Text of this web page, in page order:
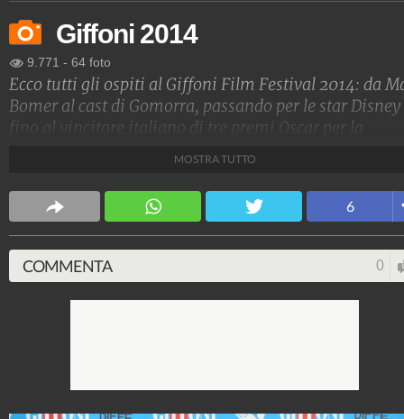
Giffoni 2014
9.771 - 64 foto
Ecco tutti gli ospiti al Giffoni Film Festival 2014: da
Bomer al cast di Gomorra, passando per le star Disney
fino al vincitore italiano di tre premi Oscar per la
GiffoniExperience
1.285.278 27 video-
MOSTRA TUTTO
6
COMMENTA 0